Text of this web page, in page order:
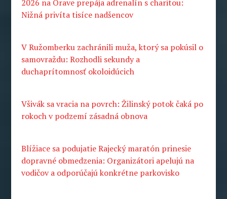
2026 na Orave prepája adrenalín s charitou:
Nižná privíta tisíce nadšencov
V Ružomberku zachránili muža, ktorý sa pokúsil o
samovraždu: Rozhodli sekundy a
duchaprítomnosť okoloidúcich
Všivák sa vracia na povrch: Žilinský potok čaká po
rokoch v podzemí zásadná obnova
Blížiace sa podujatie Rajecký maratón prinesie
dopravné obmedzenia: Organizátori apelujú na
vodičov a odporúčajú konkrétne parkovisko